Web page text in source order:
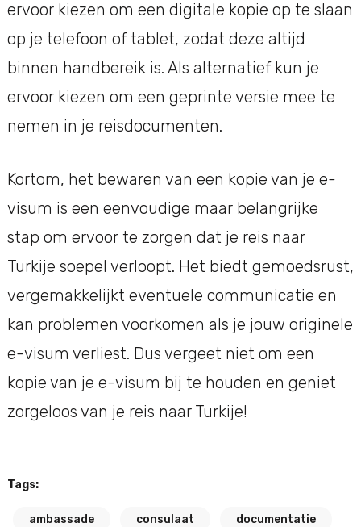
ervoor kiezen om een digitale kopie op te slaan
op je telefoon of tablet, zodat deze altijd
binnen handbereik is. Als alternatief kun je
ervoor kiezen om een geprinte versie mee te
nemen in je reisdocumenten.
Kortom, het bewaren van een kopie van je e-
visum is een eenvoudige maar belangrijke
stap om ervoor te zorgen dat je reis naar
Turkije soepel verloopt. Het biedt gemoedsrust,
vergemakkelijkt eventuele communicatie en
kan problemen voorkomen als je jouw originele
e-visum verliest. Dus vergeet niet om een
kopie van je e-visum bij te houden en geniet
zorgeloos van je reis naar Turkije!
Tags:
ambassade consulaat documentatie